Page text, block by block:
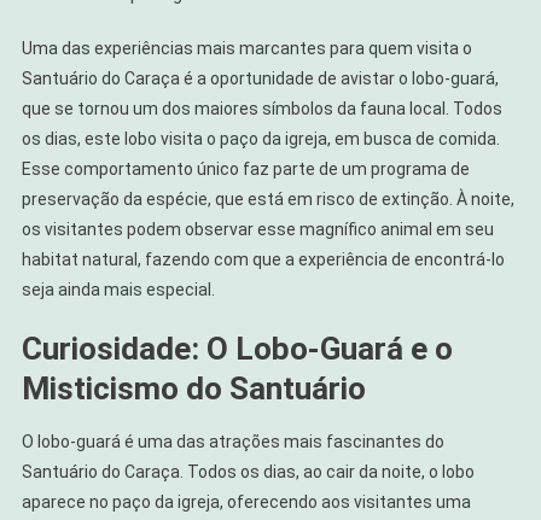
Uma das experiências mais marcantes para quem visita o
Santuário do Caraça é a oportunidade de avistar o lobo-guará,
que se tornou um dos maiores símbolos da fauna local. Todos
os dias, este lobo visita o paço da igreja, em busca de comida.
Esse comportamento único faz parte de um programa de
preservação da espécie, que está em risco de extinção. À noite,
os visitantes podem observar esse magnífico animal em seu
habitat natural, fazendo com que a experiência de encontrá-lo
seja ainda mais especial.
Curiosidade: O Lobo-Guará e o
Misticismo do Santuário
O lobo-guará é uma das atrações mais fascinantes do
Santuário do Caraça. Todos os dias, ao cair da noite, o lobo
aparece no paço da igreja, oferecendo aos visitantes uma